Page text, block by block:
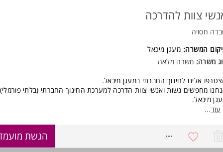
צוות להדרכה
חסויה
המשרה: מעגן מיכאל
משרה: משרה מלאה
אלינו לחינוך החברתי במעגן מיכאל.
מחפשים נשות ואנשי צוות הדרכה למערכת החינוך החברתי (בלתי פורמלי)
מיכאל.
להיות חלק ממערכת גדולה, תומכת ומשפחתית, לעבוד בעבודה הכי
שלחו קורות חיים למייל ונחזור בהקדם האפשרי.
ללא מגורים. המשרה מיועדת לנשים ולגברים כאחד.
עוד...
הגשת